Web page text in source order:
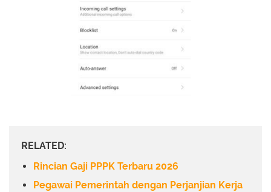
RELATED:
Rincian Gaji PPPK Terbaru 2026
Pegawai Pemerintah dengan Perjanjian Kerja